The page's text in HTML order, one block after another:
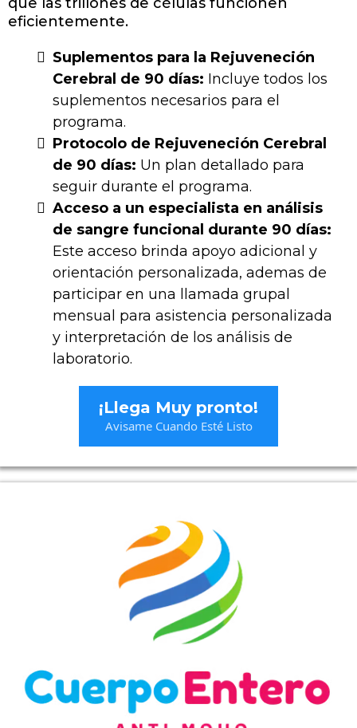
eficientemente​​.
Suplementos para la Rejuveneción
Cerebral de 90 días: Incluye todos los
suplementos necesarios para el
programa.
Protocolo de Rejuveneción Cerebral
de 90 días: Un plan detallado para
seguir durante el programa.
Acceso a un especialista en análisis
de sangre funcional durante 90 días:
Este acceso brinda apoyo adicional y
orientación personalizada, ademas de
participar en una llamada grupal
mensual para asistencia personalizada
y interpretación de los análisis de
laboratorio​​.
¡Llega Muy pronto!
Avisame Cuando Esté Listo